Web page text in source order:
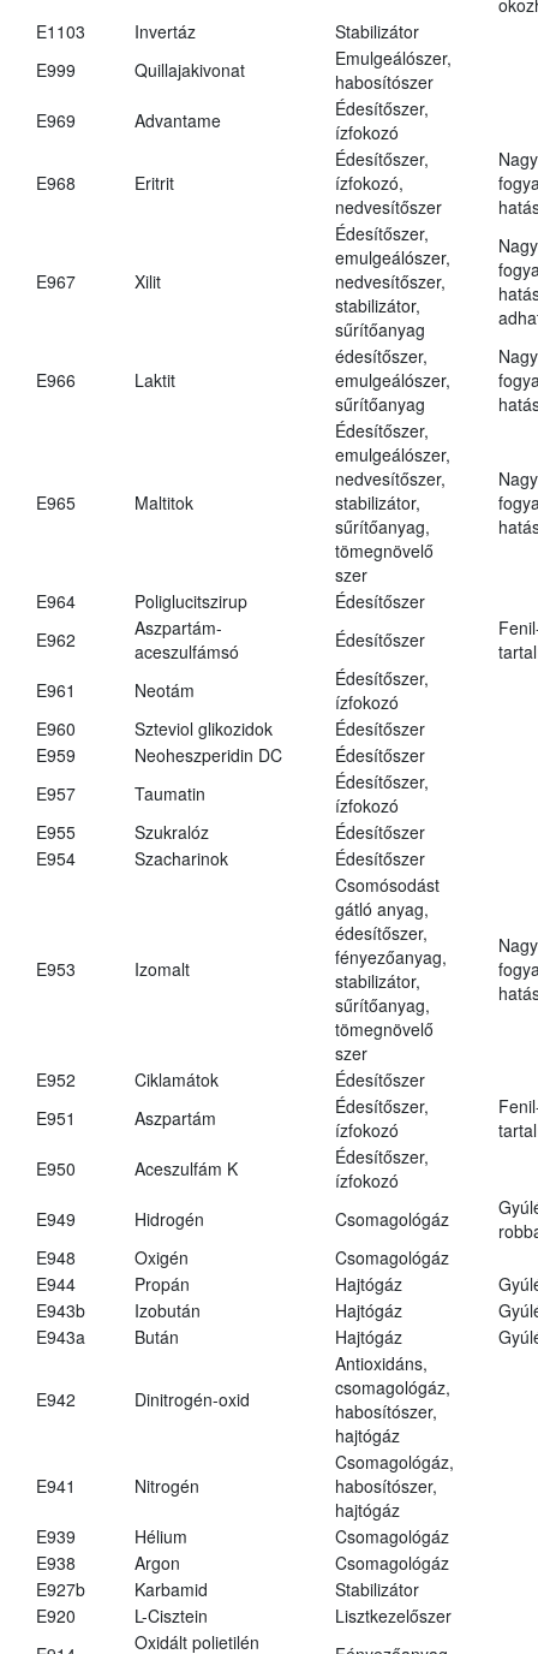
E1103
Invertáz
Stabilizátor
E999
Quillajakivonat
Emulgeálószer,
habosítószer
E969
Advantame
Édesítőszer,
ízfokozó
E968 Eritrit
Édesítőszer,
ízfokozó,
nedvesítőszer
E967 Xilit
Édesítőszer,
emulgeálószer,
nedvesítőszer,
stabilizátor,
sűrítőanyag
E966 Laktit
édesítőszer,
emulgeálószer,
sűrítőanyag
E965 Maltitok
Édesítőszer,
emulgeálószer,
nedvesítőszer,
stabilizátor,
sűrítőanyag,
tömegnövelő
szer
E964 Poliglucitszirup
Édesítőszer
E962
Aszpartám-
aceszulfámsó
Édesítőszer
E961
Neotám
Édesítőszer,
ízfokozó
E960
Szteviol glikozidok
Édesítőszer
E959
Neoheszperidin DC
Édesítőszer
E957
Taumatin
Édesítőszer,
ízfokozó
E955
Szukralóz
Édesítőszer
E954
Szacharinok Édesítőszer
E953 Izomalt
Csomósodást
gátló anyag,
édesítőszer,
fényezőanyag,
stabilizátor,
sűrítőanyag,
tömegnövelő
szer
E952 Ciklamátok
Édesítőszer
E951
Aszpartám
Édesítőszer,
ízfokozó
E950
Aceszulfám K
Édesítőszer,
ízfokozó
E949
Hidrogén Csomagológáz
E948
Oxigén
Csomagológáz
E944
Propán Hajtógáz
E943b
Izobután Hajtógáz
E943a
Bután Hajtógáz
E942 Dinitrogén-oxid
Antioxidáns,
csomagológáz,
habosítószer,
hajtógáz
E941 Nitrogén
Csomagológáz,
habosítószer,
hajtógáz
E939
Hélium
Csomagológáz
E938
Argon
Csomagológáz
E927b
Karbamid
Stabilizátor
E920
L-Cisztein
Lisztkezelőszer
Oxidált polietilén